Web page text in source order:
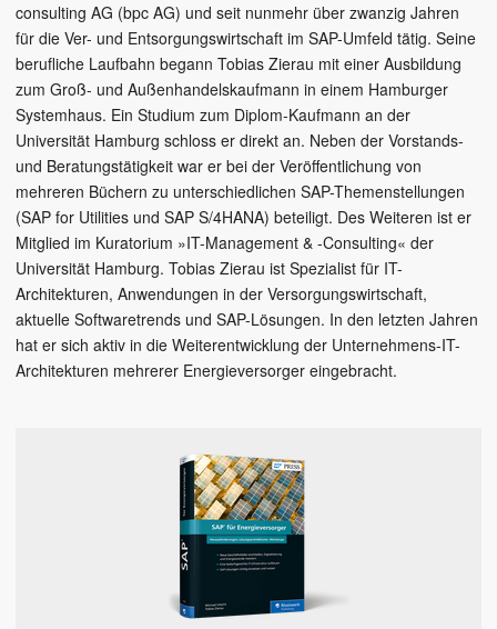
consulting AG (bpc AG) und seit nunmehr über zwanzig Jahren
für die Ver- und Entsorgungswirtschaft im SAP-Umfeld tätig. Seine
berufliche Laufbahn begann Tobias Zierau mit einer Ausbildung
zum Groß- und Außenhandelskaufmann in einem Hamburger
Systemhaus. Ein Studium zum Diplom-Kaufmann an der
Universität Hamburg schloss er direkt an. Neben der Vorstands-
und Beratungstätigkeit war er bei der Veröffentlichung von
mehreren Büchern zu unterschiedlichen SAP-Themenstellungen
(SAP for Utilities und SAP S/4HANA) beteiligt. Des Weiteren ist er
Mitglied im Kuratorium »IT-Management & -Consulting« der
Universität Hamburg. Tobias Zierau ist Spezialist für IT-
Architekturen, Anwendungen in der Versorgungswirtschaft,
aktuelle Softwaretrends und SAP-Lösungen. In den letzten Jahren
hat er sich aktiv in die Weiterentwicklung der Unternehmens-IT-
Architekturen mehrerer Energieversorger eingebracht.